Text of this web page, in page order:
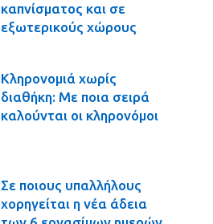
καπνίσματος και σε
εξωτερικούς χώρους
Κληρονομιά χωρίς
διαθήκη: Με ποια σειρά
καλούνται οι κληρονόμοι
Σε ποιους υπαλλήλους
χορηγείται η νέα άδεια